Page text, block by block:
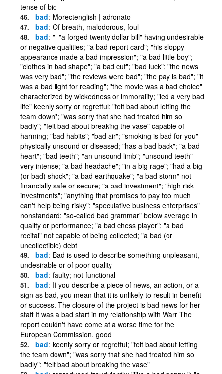
tense of bid
bad Morectenglish | adronato
bad Of breath, malodorous, foul
bad "; "a forged twenty dollar bill" having undesirable
or negative qualities; "a bad report card"; "his sloppy
appearance made a bad impression"; "a bad little boy";
"clothes in bad shape"; "a bad cut"; "bad luck"; "the news
was very bad"; "the reviews were bad"; "the pay is bad"; "it
was a bad light for reading"; "the movie was a bad choice"
characterized by wickedness or immorality; "led a very bad
life" keenly sorry or regretful; "felt bad about letting the
team down"; "was sorry that she had treated him so
badly"; "felt bad about breaking the vase" capable of
harming; "bad habits"; "bad air"; "smoking is bad for you"
physically unsound or diseased; "has a bad back"; "a bad
heart"; "bad teeth"; "an unsound limb"; "unsound teeth"
very intense; "a bad headache"; "in a big rage"; "had a big
(or bad) shock"; "a bad earthquake"; "a bad storm" not
financially safe or secure; "a bad investment"; "high risk
investments"; "anything that promises to pay too much
can't help being risky"; "speculative business enterprises"
nonstandard; "so-called bad grammar" below average in
quality or performance; "a bad chess player"; "a bad
recital" not capable of being collected; "a bad (or
uncollectible) debt
bad Bad is used to describe something unpleasant,
undesirable or of poor quality
bad faulty; not functional
bad If you describe a piece of news, an action, or a
sign as bad, you mean that it is unlikely to result in benefit
or success. The closure of the project is bad news for her
staff It was a bad start in my relationship with Warr The
report couldn't have come at a worse time for the
European Commission. good
bad keenly sorry or regretful; "felt bad about letting
the team down"; "was sorry that she had treated him so
badly"; "felt bad about breaking the vase"